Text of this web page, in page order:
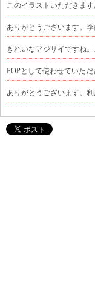
このイラストいただきま
ありがとうございます。
きれいなアジサイですね
POPとして使わせていた
ありがとうございます。利